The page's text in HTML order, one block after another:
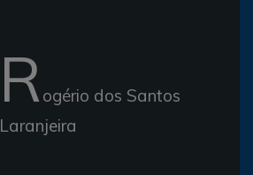
Rogério dos Santos
Laranjeira